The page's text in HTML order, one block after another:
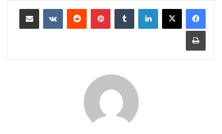
لينكدإن بينتيريست مشاركة عبر البريد
طباعة